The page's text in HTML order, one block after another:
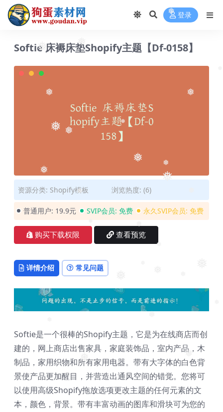
❅
❅
❅
❅
❅
❅
❅
❅
❅
❅
❅
❅
❅ ❅
❅
登录
Softie 床褥床垫Shopify主题【Df-0158】
资源分类: Shopify模板 浏览热度: (6)
普通用户: 19.9元 SVIP会员: 免费 永久SVIP会员: 免费
购买下载权限 查看预览
详情介绍 常见问题
Softie是一个很棒的Shopify主题，它是为在线商店而创
建的，网上商店出售家具，家庭装饰品，室内产品，木
制品，家用织物和所有家用电器。带有大字体的白色背
景使产品更加醒目，并营造出通风空间的错觉。您将可
以使用高级Shopify拖放选项更改主题的任何元素的文
本，颜色，背景。带有丰富动画的图库和滑块可为您的